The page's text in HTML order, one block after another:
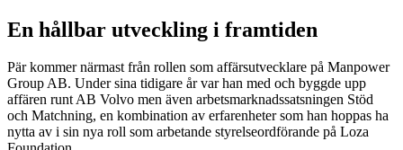
En hållbar utveckling i framtiden
Pär kommer närmast från rollen som affärsutvecklare på Manpower
Group AB. Under sina tidigare år var han med och byggde upp
affären runt AB Volvo men även arbetsmarknadssatsningen Stöd
och Matchning, en kombination av erfarenheter som han hoppas ha
nytta av i sin nya roll som arbetande styrelseordförande på Loza